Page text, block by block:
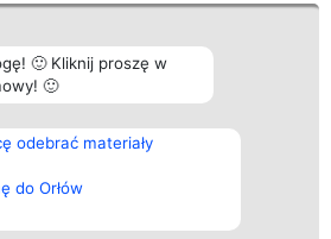
🙂 Kliknij proszę w
🙂
odebrać materiały
do Orłów
Plebiscyt
Laureaci
wszystkich
Laureatów
Regulamin
Kontakt
Kontakt